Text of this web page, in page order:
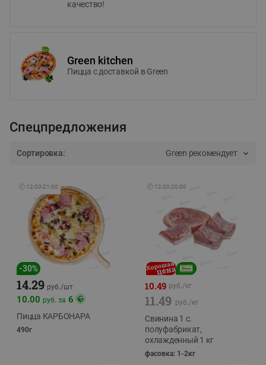
качество!
Green kitchen
Пицца c доставкой в Green
Спецпредложения
Сортировка: Green рекомендует
🕘 12:00-21:00
-30%
14.29 руб./шт
10.00 руб. за 6
Пицца КАРБОНАРА
490г
🕘 12:00-20:00
10.49 руб./кг
11.49 руб./кг
Свинина 1 с.
полуфабрикат,
охлажденный 1 кг
фасовка: 1-2кг